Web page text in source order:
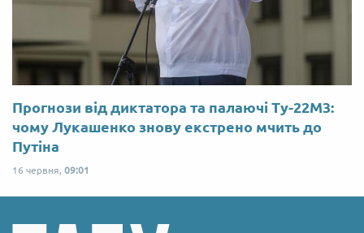
Прогнози від диктатора та палаючі Ту-22М3:
чому Лукашенко знову екстрено мчить до
Путіна
16 червня, 09:01